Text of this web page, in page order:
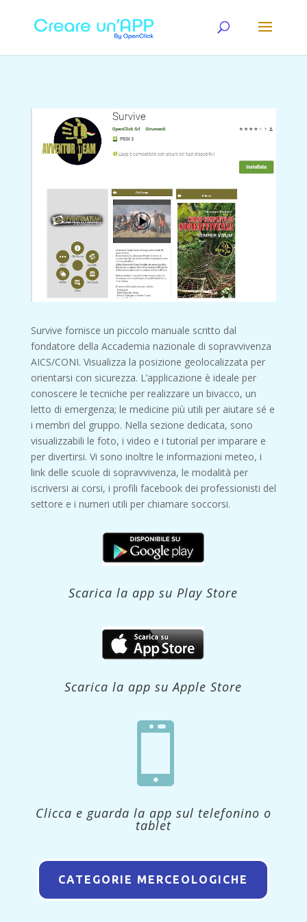
Survive fornisce un piccolo manuale scritto dal
fondatore della Accademia nazionale di sopravvivenza
AICS/CONI. Visualizza la posizione geolocalizzata per
orientarsi con sicurezza. L’applicazione è ideale per
conoscere le tecniche per realizzare un bivacco, un
letto di emergenza; le medicine più utili per aiutare sé e
i membri del gruppo. Nella sezione dedicata, sono
visualizzabili le foto, i video e i tutorial per imparare e
per divertirsi. Vi sono inoltre le informazioni meteo, i
link delle scuole di sopravvivenza, le modalità per
iscriversi ai corsi, i profili facebook dei professionisti del
settore e i numeri utili per chiamare soccorsi.
Scarica la app su Play Store
Scarica la app su Apple Store

Clicca e guarda la app sul telefonino o
tablet
CATEGORIE MERCEOLOGICHE